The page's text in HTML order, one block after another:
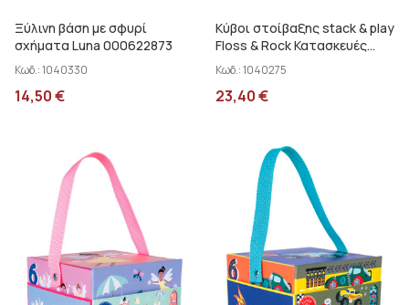
Ξύλινη βάση με σφυρί
σχήματα Luna 000622873
Κωδ.:1040330
14,50€
Κύβοι στοίβαξης stack & play
Floss & Rock Κατασκευές
49P6072
Κωδ.:1040275
23,40€